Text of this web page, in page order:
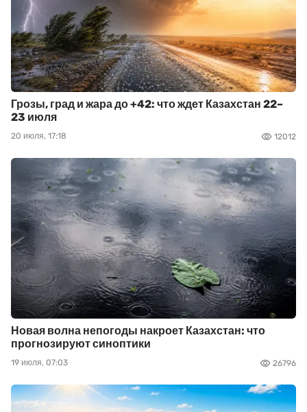
Грозы, град и жара до +42: что ждет Казахстан 22–
23 июля
20 июля, 17:18 12012
Новая волна непогоды накроет Казахстан: что
прогнозируют синоптики
19 июля, 07:03 26796